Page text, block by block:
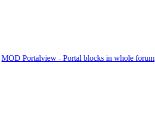
MOD Portalview - Portal blocks in whole forum